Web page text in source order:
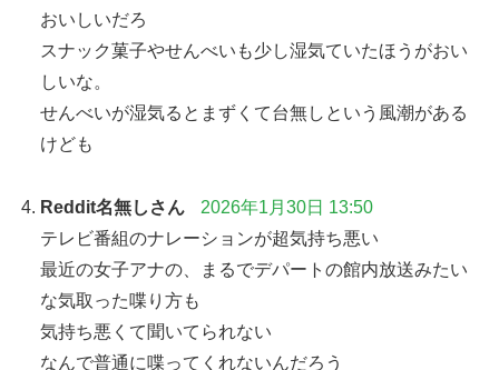
おいしいだろ
スナック菓子やせんべいも少し湿気ていたほうがおい
しいな。
せんべいが湿気るとまずくて台無しという風潮がある
けども
Reddit名無しさん
2026年1月30日 13:50
テレビ番組のナレーションが超気持ち悪い
最近の女子アナの、まるでデパートの館内放送みたい
な気取った喋り方も
気持ち悪くて聞いてられない
なんで普通に喋ってくれないんだろう